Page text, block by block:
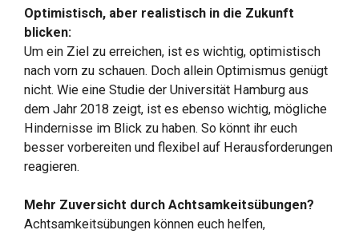
Optimistisch, aber realistisch in die Zukunft
blicken:
Um ein Ziel zu erreichen, ist es wichtig, optimistisch
nach vorn zu schauen. Doch allein Optimismus genügt
nicht. Wie eine Studie der Universität Hamburg aus
dem Jahr 2018 zeigt, ist es ebenso wichtig, mögliche
Hindernisse im Blick zu haben. So könnt ihr euch
besser vorbereiten und flexibel auf Herausforderungen
reagieren.
Mehr Zuversicht durch Achtsamkeitsübungen?
Achtsamkeitsübungen können euch helfen,